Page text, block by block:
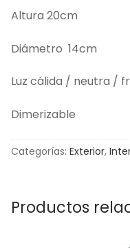
Altura 20cm
Diámetro 14cm
Luz cálida / neutra /
Dimerizable
Categorías: Exterior,
Productos